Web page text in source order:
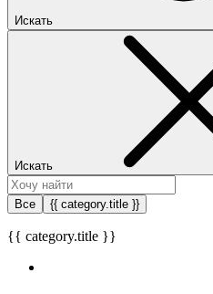
Искать
Искать
Все {{ category.title }}
{{ category.title }}